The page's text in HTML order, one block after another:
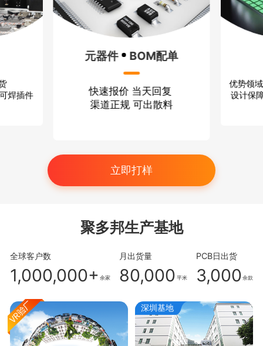
焊插件
元器件 BOM配单
快速报价 当天回复
渠道正规 可出散料
优势领
设计保
立即打样
聚多邦生产基地
全球客户数
1,000,000+ 余家
月出货量
80,000 平米
PCB日出货
3,000 余款
深圳基地